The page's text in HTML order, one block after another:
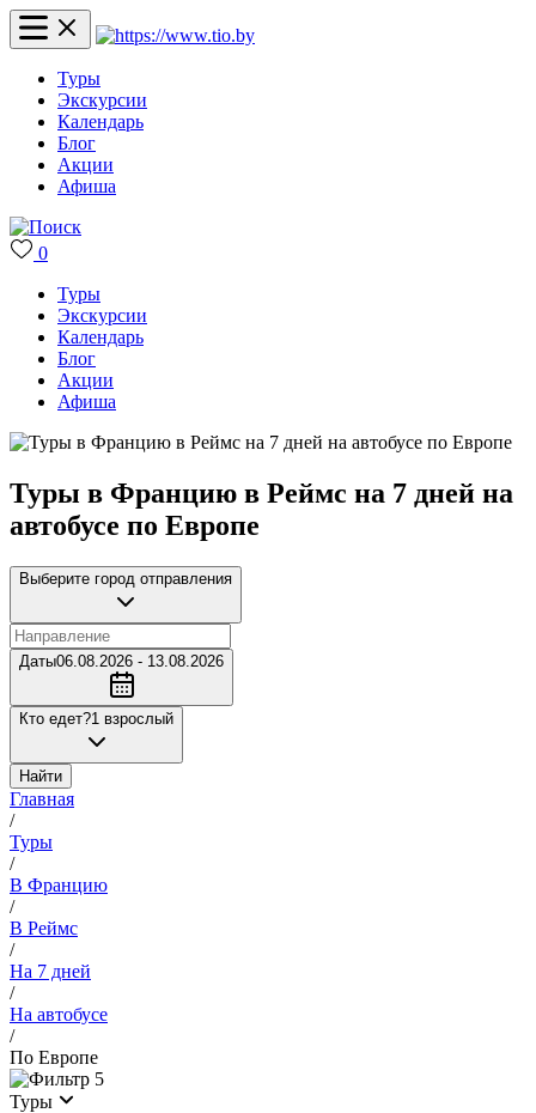
Туры
Экскурсии
Календарь
Блог
Акции
Афиша
0
Туры
Экскурсии
Календарь
Блог
Акции
Афиша
Туры в Францию в Реймс на 7 дней на
автобусе по Европе
Выберите город отправления
Даты06.08.2026 - 13.08.2026
Кто едет?1 взрослый
Найти
Главная
/
Туры
/
В Францию
/
В Реймс
/
На 7 дней
/
На автобусе
/
По Европе
5
Туры